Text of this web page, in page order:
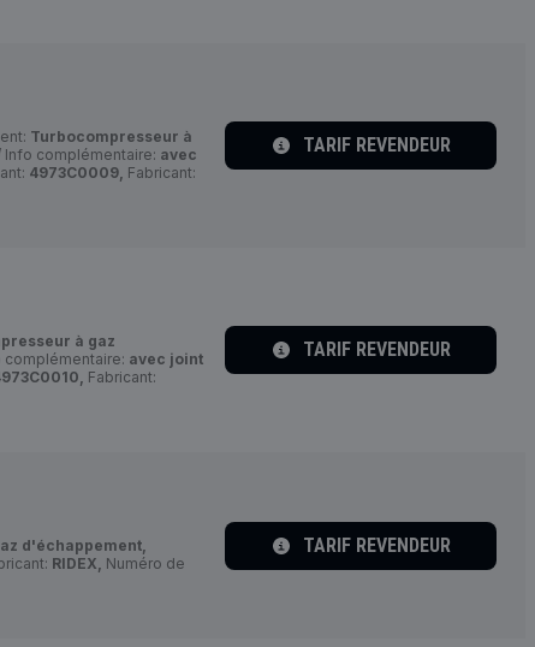
Turbocompresseur à
complémentaire: avec
4973C0009, Fabricant:
TARIF REVENDEUR
à gaz
avec joint
Fabricant:
TARIF REVENDEUR
d'échappement,
RIDEX, Numéro de
TARIF REVENDEUR